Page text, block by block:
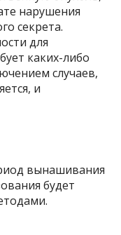
нарушения
секрета.
для
каких-либо
случаев,
и
вынашивания
будет